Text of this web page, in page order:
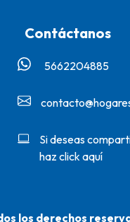
Contáctanos
5662204885‬
Si deseas
haz click aquí
los derechos